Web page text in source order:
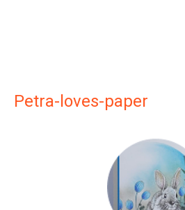
Petra-loves-paper